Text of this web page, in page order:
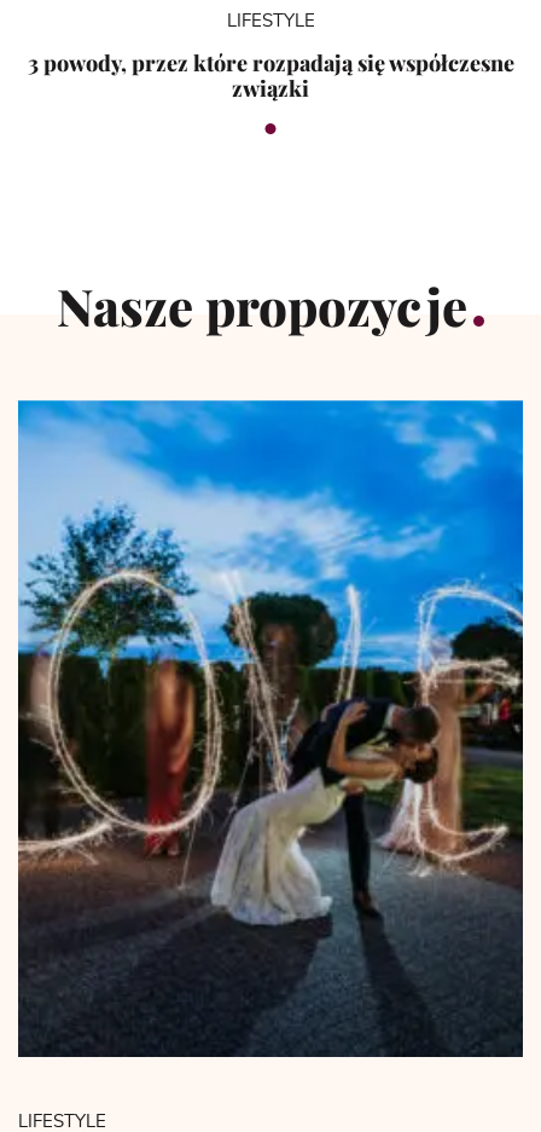
LIFESTYLE
3 powody, przez które rozpadają się współczesne
związki
Nasze propozycje
LIFESTYLE